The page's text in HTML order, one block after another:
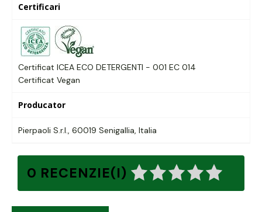
Certificari
Certificat ICEA ECO DETERGENTI - 001 EC 014
Certificat Vegan
Producator
Pierpaoli S.r.l., 60019 Senigallia, Italia
0 RECENZIE(I)